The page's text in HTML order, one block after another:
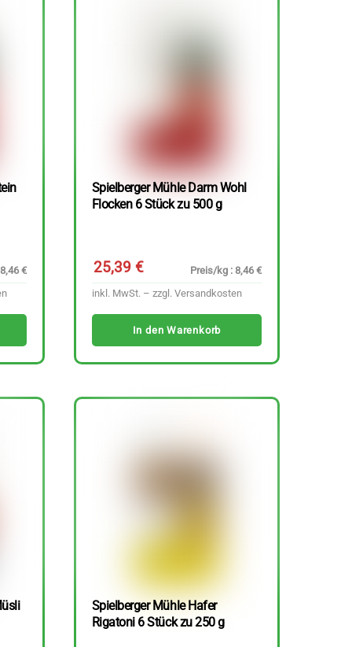
€
Spielberger Mühle Darm Wohl
Flocken 6 Stück zu 500 g
25,39€
Preis/kg : 8,46 €
inkl. MwSt. – zzgl. Versandkosten
In den Warenkorb
Spielberger Mühle Hafer
Rigatoni 6 Stück zu 250 g